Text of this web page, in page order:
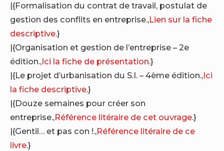
|{Formalisation du contrat de travail, postulat de
gestion des conflits en entreprise.,Lien sur la fiche
descriptive.}
|{Organisation et gestion de l’entreprise – 2e
édition.,Ici la fiche de présentation.}
|{Le projet d’urbanisation du S.I. – 4ème édition.,Ici
la fiche descriptive.}
|{Douze semaines pour créer son
entreprise.,Référence litéraire de cet ouvrage.}
|{Gentil… et pas con !.,Référence litéraire de ce
livre.}